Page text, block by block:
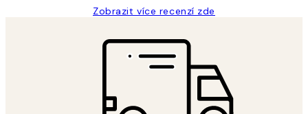
Zobrazit více recenzí zde